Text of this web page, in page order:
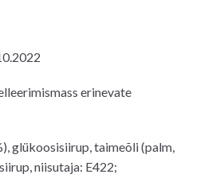
erinevate
glükoosisiirup, taimeõli (palm,
niisutaja: E422;